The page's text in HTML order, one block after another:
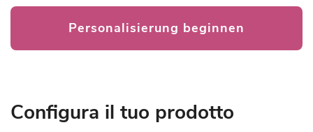
Personalisierung beginnen
Configura il tuo prodotto